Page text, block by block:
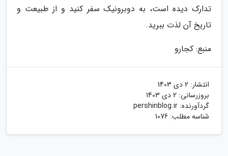
تدارک دیده است، به دوبرونیک سفر کنید و از طبیعت و
تاریخ آن لذت ببرید.
منبع: کجارو
انتشار: 2 دی 1403
بروزرسانی: 2 دی 1403
گردآورنده: pershinblog.ir
شناسه مطلب: 1076